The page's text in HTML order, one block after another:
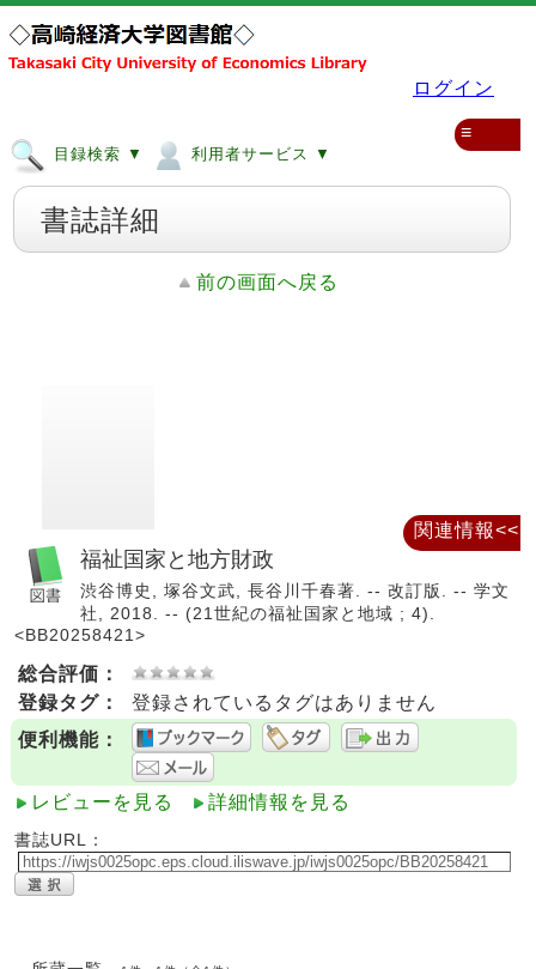
ログイン
目録検索 ▼ 利用者サービス ▼
≡
書誌詳細
前の画面へ戻る
福祉国家と地方財政
渋谷博史, 塚谷文武, 長谷川千春著. -- 改訂版. -- 学文
社, 2018. -- (21世紀の福祉国家と地域 ; 4).
<BB20258421>
総合評価：
登録タグ：
登録されているタグはありません
便利機能：
レビューを見る 詳細情報を見る
書誌URL：
関連情報<<